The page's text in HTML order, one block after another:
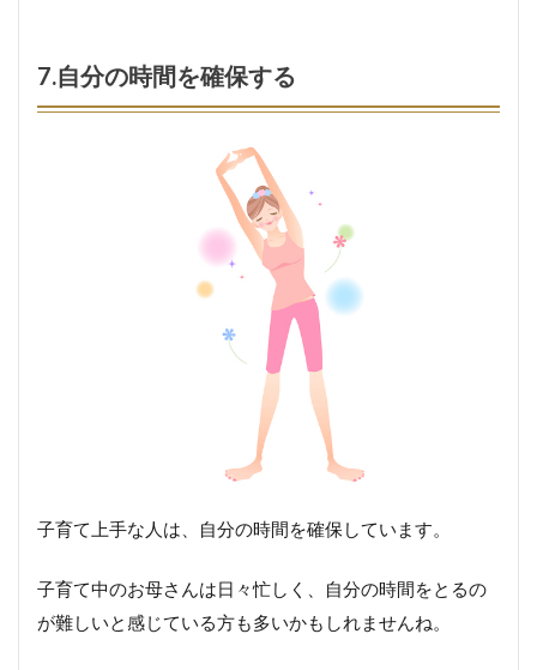
7.自分の時間を確保する
子育て上手な人は、自分の時間を確保しています。
子育て中のお母さんは日々忙しく、自分の時間をとるの
が難しいと感じている方も多いかもしれませんね。